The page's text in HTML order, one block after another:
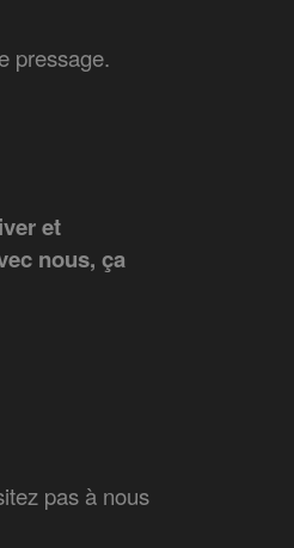
pressage.
et
nous, ça
pas à nous